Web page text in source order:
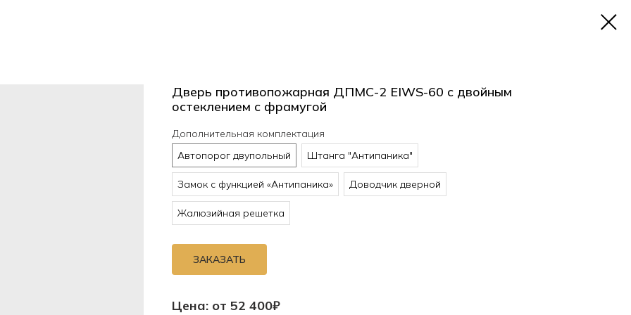
Дверь противопожарная ДПМС-2 EIWS-60 с двойным
остеклением с фрамугой
Дополнительная комплектация
Автопорог двупольный
Штанга "Антипаника"
Замок с функцией «Антипаника» Доводчик дверной
Жалюзийная решетка
ЗАКАЗАТЬ
Цена: от 52 400₽